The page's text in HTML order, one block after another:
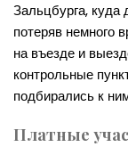
Зальцбурга,
потеряв немного
на въезде и
контрольные
подбирались к
Платные